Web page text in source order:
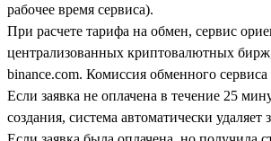
рабочее время сервиса).
При расчете тарифа на обмен, сервис
централизованных криптовалютных
binance.com. Комиссия обменного сервиса
Если заявка не оплачена в течение 25
создания, система автоматически удаляет